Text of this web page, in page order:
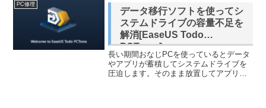
てあらかじめライセンス形...
PC修理
データ移行ソフトを使ってシ
ステムドライブの容量不足を
解消[EaseUS Todo
PCTrans]
長い期間おなじPCを使っているとデータ
やアプリが蓄積してシステムドライブを
圧迫します。そのまま放置してアプリや